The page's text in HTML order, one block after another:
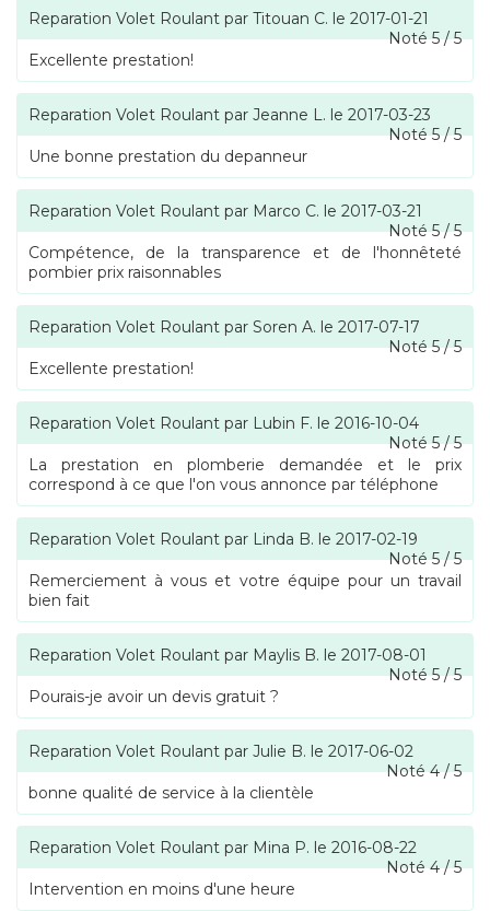
Reparation Volet Roulant par Titouan C. le 2017-01-21
Noté5/5
Excellente prestation!
Reparation Volet Roulant par Jeanne L. le 2017-03-23
Noté5/5
Une bonne prestation du depanneur
Reparation Volet Roulant par Marco C. le 2017-03-21
Noté5/5
Compétence, de la transparence et de l'honnêteté
pombier prix raisonnables
Reparation Volet Roulant par Soren A. le 2017-07-17
Noté5/5
Excellente prestation!
Reparation Volet Roulant par Lubin F. le 2016-10-04
Noté5/5
La prestation en plomberie demandée et le prix
correspond à ce que l'on vous annonce par téléphone
Reparation Volet Roulant par Linda B. le 2017-02-19
Noté5/5
Remerciement à vous et votre équipe pour un travail
bien fait
Reparation Volet Roulant par Maylis B. le 2017-08-01
Noté5/5
Pourais-je avoir un devis gratuit ?
Reparation Volet Roulant par Julie B. le 2017-06-02
Noté4/5
bonne qualité de service à la clientèle
Reparation Volet Roulant par Mina P. le 2016-08-22
Noté4/5
Intervention en moins d'une heure